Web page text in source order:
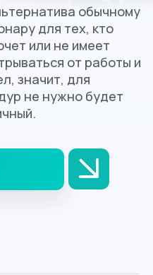
будет